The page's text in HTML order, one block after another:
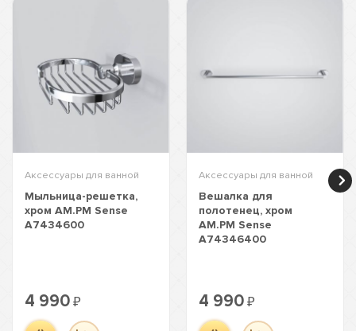
Аксессуары для ванной
Мыльница-решетка,
хром AM.PM Sense
A7434600
4 990 ₽
Аксессуары для ванной
Вешалка для
полотенец, хром
AM.PM Sense
A74346400
4 990 ₽